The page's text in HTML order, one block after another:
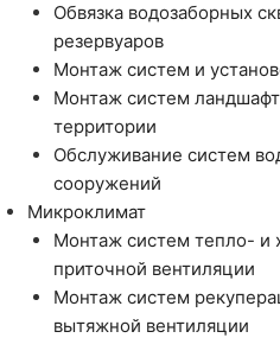
Обвязка водозаборных
резервуаров
Монтаж систем и
Монтаж систем
территории
Обслуживание систем
сооружений
Микроклимат
Монтаж систем тепло- и
приточной вентиляции
Монтаж систем
вытяжной вентиляции